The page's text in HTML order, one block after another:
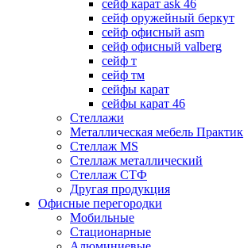
сейф карат ask 46
сейф оружейный беркут
сейф офисный asm
сейф офисный valberg
сейф т
сейф тм
сейфы карат
сейфы карат 46
Стеллажи
Металлическая мебель Практик
Стеллаж MS
Стеллаж металлический
Стеллаж СТФ
Другая продукция
Офисные перегородки
Мобильные
Стационарные